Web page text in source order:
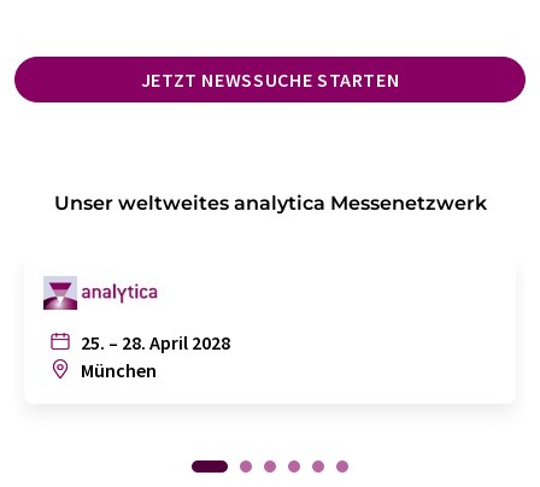
JETZT NEWSSUCHE STARTEN
Unser weltweites analytica Messenetzwerk
25. – 28. April 2028
München